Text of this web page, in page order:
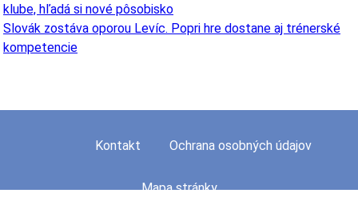
klube, hľadá si nové pôsobisko
Slovák zostáva oporou Levíc. Popri hre dostane aj trénerské
kompetencie
Kontakt Ochrana osobných údajov
Mapa stránky